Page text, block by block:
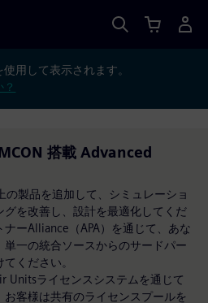
用して表示されます。
搭載 Advanced
製品を追加して、シミュレーショ
グを改善し、設計を最適化してくだ
ーAlliance（APA）を通じて、あな
一の統合ソースからのサードパー
ください。
Unitsライセンスシステムを通じて
客様は共有のライセンスプールを